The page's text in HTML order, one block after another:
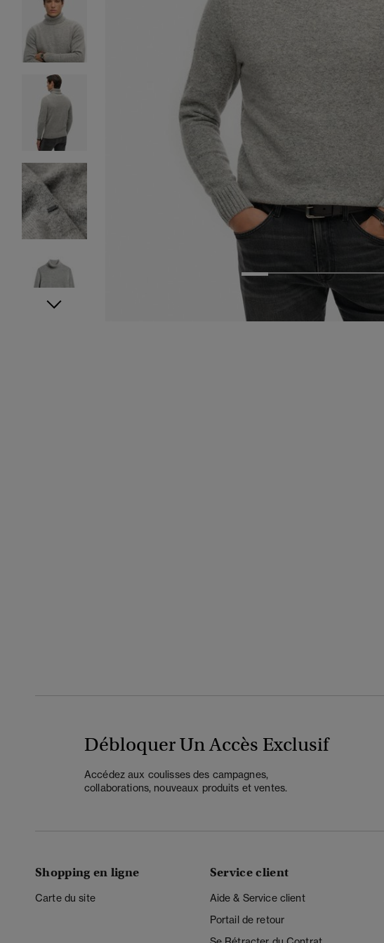
Débloquer Un Accès Exclusif
Accédez aux coulisses des campagnes,
collaborations, nouveaux produits et ventes.
Shopping en ligne
Carte du site
Service client
Aide & Service client
Portail de retour